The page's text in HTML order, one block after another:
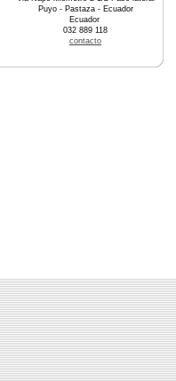
Puyo - Pastaza - Ecuador
Ecuador
032 889 118
contacto